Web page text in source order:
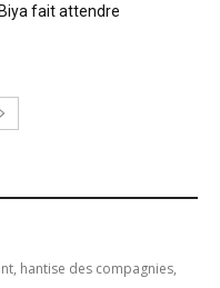
fait attendre